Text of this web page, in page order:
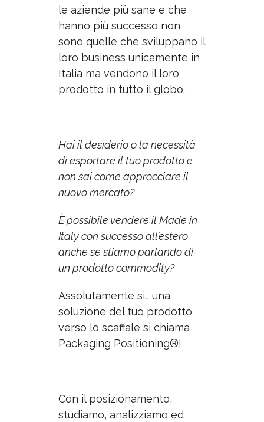
le aziende più sane e che
hanno più successo non
sono quelle che sviluppano il
loro business unicamente in
Italia ma vendono il loro
prodotto in tutto il globo.
Hai il desiderio o la necessità
di esportare il tuo prodotto e
non sai come approcciare il
nuovo mercato?
È possibile vendere il Made in
Italy con successo all’estero
anche se stiamo parlando di
un prodotto commodity?
Assolutamente si… una
soluzione del tuo prodotto
verso lo scaffale si chiama
Packaging Positioning®!
Con il posizionamento,
studiamo, analizziamo ed